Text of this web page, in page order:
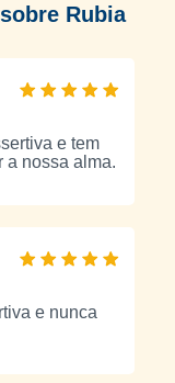
partilhar situações
oráculos
chat, vídeo
e discrição em
Rubia
e tem
a nossa alma.
e nunca